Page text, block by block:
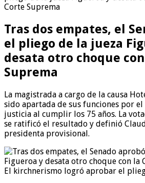
Corte Suprema
Tras dos empates, el
el pliego de la jueza
desata otro choque
Suprema
La magistrada a cargo de la causa
sido apartada de sus funciones por
justicia al cumplir los 75 años. La
se ratificó el resultado y definió
presidenta provisional.
El kirchnerismo logró aprobar el